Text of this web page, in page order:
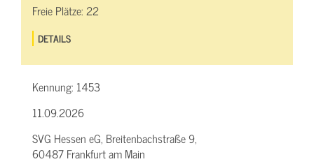
Freie Plätze:22
DETAILS
Kennung: 1453
11.09.2026
SVG Hessen eG, Breitenbachstraße 9,
60487 Frankfurt am Main